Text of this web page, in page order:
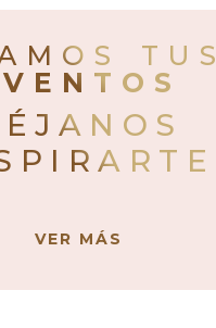
TUS
VER MÁS